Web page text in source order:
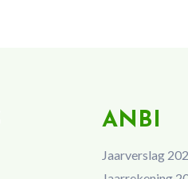
ANBI
Jaarverslag